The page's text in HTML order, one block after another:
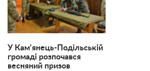
У Кам’янець-Подільській
громаді розпочався
весняний призов